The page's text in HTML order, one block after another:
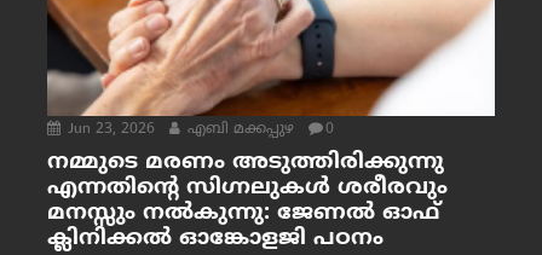
Jun 23, 2026 എബി മക്കപ്പുഴ 0
നമ്മുടെ മരണം അടുത്തിരിക്കുന്നു
എന്നതിന്റെ സിഗ്നലുകൾ ശരീരവും
മനസ്സും നല്‍കുന്നു: ജേണല്‍ ഓഫ്
ക്ലിനിക്കല്‍ ഓങ്കോളജി പഠനം